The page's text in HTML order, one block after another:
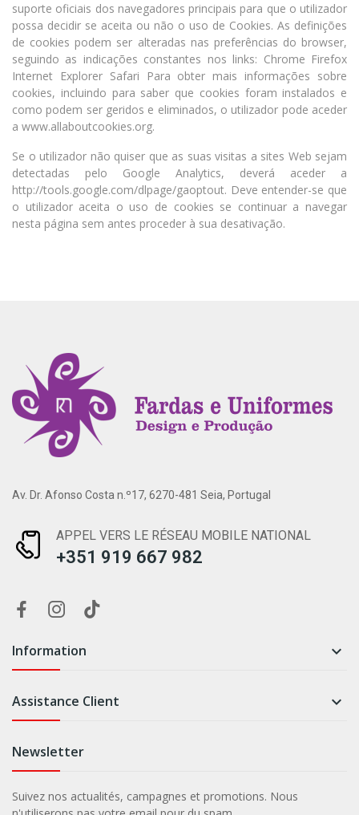
suporte oficiais dos navegadores principais para que o utilizador
possa decidir se aceita ou não o uso de Cookies. As definições
de cookies podem ser alteradas nas preferências do browser,
seguindo as indicações constantes nos links: Chrome Firefox
Internet Explorer Safari Para obter mais informações sobre
cookies, incluindo para saber que cookies foram instalados e
como podem ser geridos e eliminados, o utilizador pode aceder
a www.allaboutcookies.org.
Se o utilizador não quiser que as suas visitas a sites Web sejam
detectadas pelo Google Analytics, deverá aceder a
http://tools.google.com/dlpage/gaoptout. Deve entender-se que
o utilizador aceita o uso de cookies se continuar a navegar
nesta página sem antes proceder à sua desativação.
Av. Dr. Afonso Costa n.º17, 6270-481 Seia, Portugal
APPEL VERS LE RÉSEAU MOBILE NATIONAL
+351 919 667 982
Information 
Assistance Client 
Newsletter
Suivez nos actualités, campagnes et promotions. Nous